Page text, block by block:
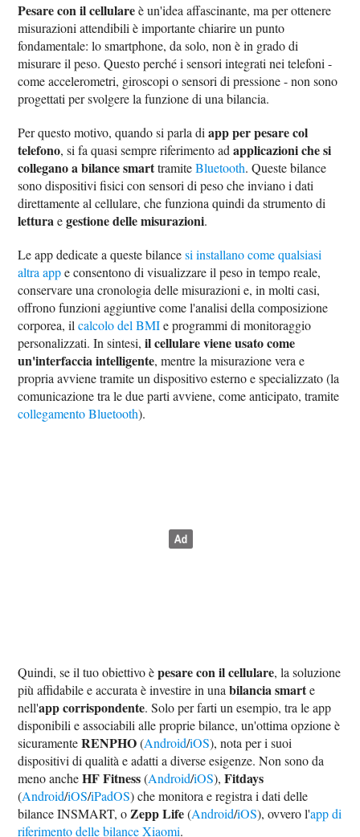
Pesare con il cellulareè un'idea affascinante, ma per ottenere
misurazioni attendibili è importante chiarire un punto
fondamentale: lo smartphone, da solo, non è in grado di
misurare il peso. Questo perché i sensori integrati nei telefoni -
come accelerometri, giroscopi o sensori di pressione - non sono
progettati per svolgere la funzione di una bilancia.
Per questo motivo, quando si parla diapp per pesare col
telefono, si fa quasi sempre riferimento adapplicazioni che si
collegano a bilance smarttramiteBluetooth. Queste bilance
sono dispositivi fisici con sensori di peso che inviano i dati
direttamente al cellulare, che funziona quindi da strumento di
letturaegestione delle misurazioni.
Le app dedicate a queste bilancesi installano come qualsiasi
altra appe consentono di visualizzare il peso in tempo reale,
conservare una cronologia delle misurazioni e, in molti casi,
offrono funzioni aggiuntive come l'analisi della composizione
corporea, ilcalcolo del BMIe programmi di monitoraggio
personalizzati. In sintesi,il cellulare viene usato come
un'interfaccia intelligente, mentre la misurazione vera e
propria avviene tramite un dispositivo esterno e specializzato (la
comunicazione tra le due parti avviene, come anticipato, tramite
collegamento Bluetooth).
Quindi, se il tuo obiettivo èpesare con il cellulare, la soluzione
più affidabile e accurata è investire in unabilancia smarte
nell'app corrispondente. Solo per farti un esempio, tra le app
disponibili e associabili alle proprie bilance, un'ottima opzione è
sicuramenteRENPHO(Android/iOS), nota per i suoi
dispositivi di qualità e adatti a diverse esigenze. Non sono da
meno ancheHF Fitness(Android/iOS),Fitdays
(Android/iOS/iPadOS) che monitora e registra i dati delle
bilance INSMART, o Zepp Life(Android/iOS), ovvero l'app di
riferimento delle bilance Xiaomi.